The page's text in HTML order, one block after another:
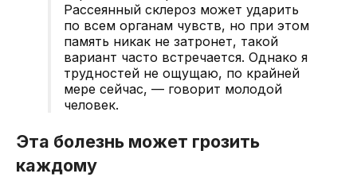
Рассеянный склероз может ударить
по всем органам чувств, но при этом
память никак не затронет, такой
вариант часто встречается. Однако я
трудностей не ощущаю, по крайней
мере сейчас, — говорит молодой
человек.
Эта болезнь может грозить
каждому